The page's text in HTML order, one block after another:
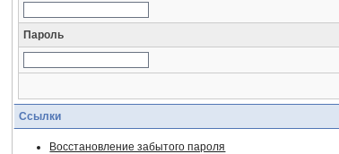
Пароль
Ссылки
Восстановление забытого пароля